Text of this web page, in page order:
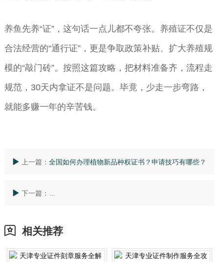
养鱼先养“证”，这句话一点儿都不夸张。养殖证不仅是
合法经营的“通行证”，更是争取政策补贴、扩大养殖规
模的“敲门砖”。按照这篇攻略，把材料准备齐，流程走
规范，30天内拿证不是问题。毕竟，少走一步弯路，
就能多赚一年的辛苦钱。
上一篇： 全国如何办理植物新品种权证书？申请技巧有哪些？
下一篇：
相关推荐